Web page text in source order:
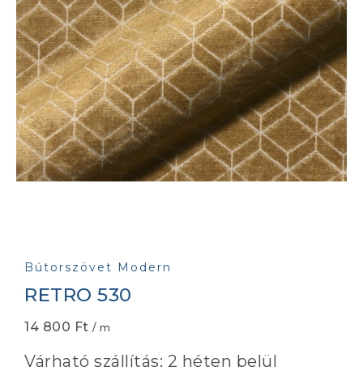
Bútorszövet Modern
RETRO 530
14 800 Ft / m
Várható szállítás: 2 héten belül